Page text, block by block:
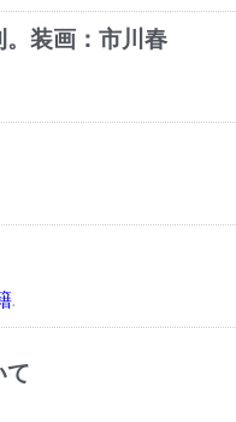
。装画：市川春
.
て